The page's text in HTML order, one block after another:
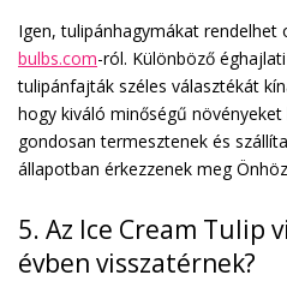
Igen, tulipánhagymákat rendelhet
bulbs.com-ról. Különböző
tulipánfajták széles választékát
hogy kiváló minőségű
gondosan termesztenek és
állapotban érkezzenek meg
5. Az Ice Cream Tulip
évben visszatérnek?